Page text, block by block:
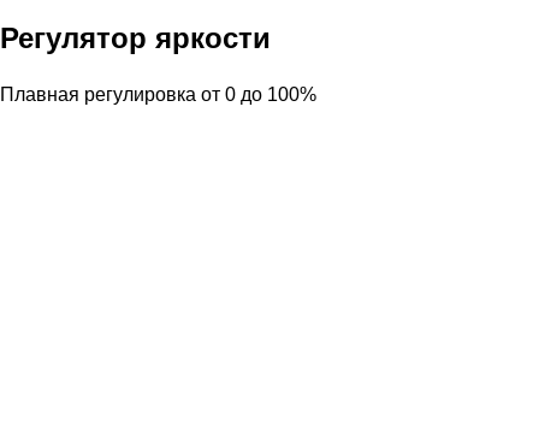
Регулятор яркости
Плавная регулировка от 0 до 100%